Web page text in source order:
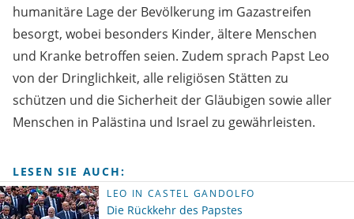
humanitäre Lage der Bevölkerung im Gazastreifen
besorgt, wobei besonders Kinder, ältere Menschen
und Kranke betroffen seien. Zudem sprach Papst Leo
von der Dringlichkeit, alle religiösen Stätten zu
schützen und die Sicherheit der Gläubigen sowie aller
Menschen in Palästina und Israel zu gewährleisten.
LESEN SIE AUCH:
LEO IN CASTEL GANDOLFO
Die Rückkehr des Papstes